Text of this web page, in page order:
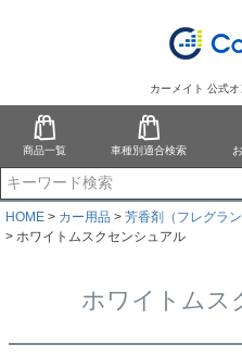
カーメイト 公式
商品一覧 車種別適合検索
HOME カー用品 芳香剤（フレグラン
ホワイトムスクセンシュアル
ホワイトムス